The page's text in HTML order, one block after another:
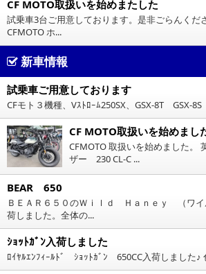
CF MOTO取扱いを始めまたした
試乗車3台ご用意しております。是非ごらんくだ
CFMOTO ホ...
新車情報
試乗車ご用意しております
CFモト３機種、Vｽﾄﾛｰﾑ250SX、GSX-8T GSX-
CF MOTO取扱いを始めまし
CFMOTO 取扱いを始めました。
ザー 230 CL-C ...
BEAR 650
ＢＥＡＲ６５０のＷｉｌｄ Ｈａｎｅｙ （ワ
荷しました。全体の...
ｼｮｯﾄｶﾞﾝ入荷しました
ﾛｲﾔﾙｴﾝﾌｨｰﾙﾄﾞ ｼｮｯﾄｶﾞﾝ 650CC入荷しました♪